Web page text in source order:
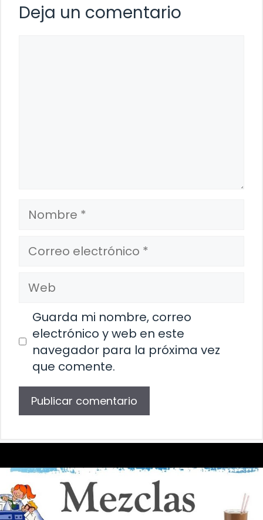
Deja un comentario
Nombre
Correo
electrónico
Web
Guarda mi nombre, correo
electrónico y web en este
navegador para la próxima vez
que comente.